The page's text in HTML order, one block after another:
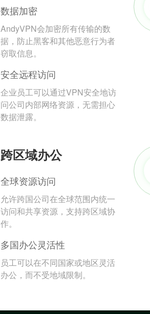
数据加密
AndyVPN会加密所有传输的数
据，防止黑客和其他恶意行为者
窃取信息。
安全远程访问
企业员工可以通过VPN安全地访
问公司内部网络资源，无需担心
数据泄露。
跨区域办公
全球资源访问
允许跨国公司在全球范围内统一
访问和共享资源，支持跨区域协
作。
多国办公灵活性
员工可以在不同国家或地区灵活
办公，而不受地域限制。